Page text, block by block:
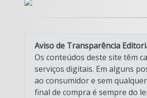
Aviso de Transparência
Os conteúdos deste site têm
serviços digitais. Em alguns
ao consumidor e sem
final de compra é sempre do